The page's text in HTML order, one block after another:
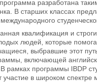
разработана
В старших классах
квалификация и
людей, которые
выбравшие этот
включающей
рамках программы IBDP
в широком спектре